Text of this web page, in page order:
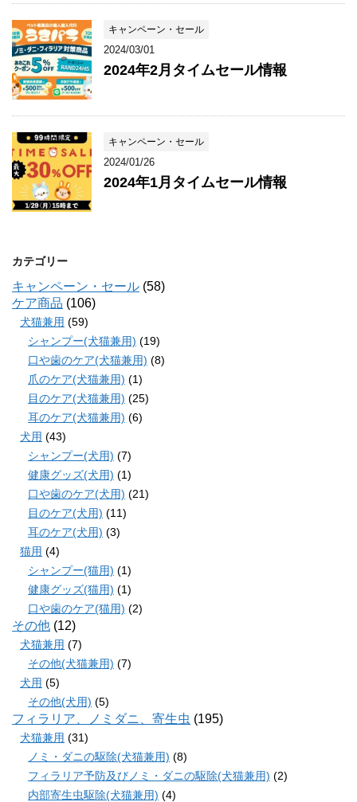
キャンペーン・セール
2024/03/01
2024年2月タイムセール情報
キャンペーン・セール
2024/01/26
2024年1月タイムセール情報
カテゴリー
キャンペーン・セール (58)
ケア商品 (106)
犬猫兼用 (59)
シャンプー(犬猫兼用) (19)
口や歯のケア(犬猫兼用) (8)
爪のケア(犬猫兼用) (1)
目のケア(犬猫兼用) (25)
耳のケア(犬猫兼用) (6)
犬用 (43)
シャンプー(犬用) (7)
健康グッズ(犬用) (1)
口や歯のケア(犬用) (21)
目のケア(犬用) (11)
耳のケア(犬用) (3)
猫用 (4)
シャンプー(猫用) (1)
健康グッズ(猫用) (1)
口や歯のケア(猫用) (2)
その他 (12)
犬猫兼用 (7)
その他(犬猫兼用) (7)
犬用 (5)
その他(犬用) (5)
フィラリア、ノミダニ、寄生虫 (195)
犬猫兼用 (31)
ノミ・ダニの駆除(犬猫兼用) (8)
フィラリア予防及びノミ・ダニの駆除(犬猫兼用) (2)
内部寄生虫駆除(犬猫兼用) (4)